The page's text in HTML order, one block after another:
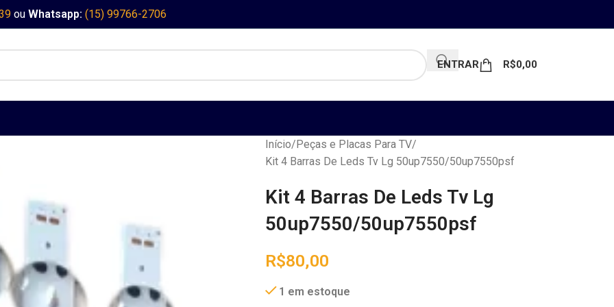
ou Whatsapp: (15) 99766-2706
ENTRAR R$0,00
Início Peças e Placas Para TV
Kit 4 Barras De Leds Tv Lg 50up7550/50up7550psf
Kit 4 Barras De Leds Tv Lg
50up7550/50up7550psf
R$80,00
1 em estoque